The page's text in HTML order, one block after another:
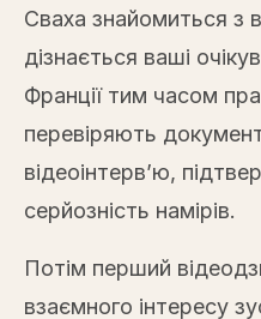
Сваха знайомиться з
дізнається ваші
Франції тим часом
перевіряють
відеоінтерв’ю,
серйозність намірів.
Потім перший
взаємного інтересу